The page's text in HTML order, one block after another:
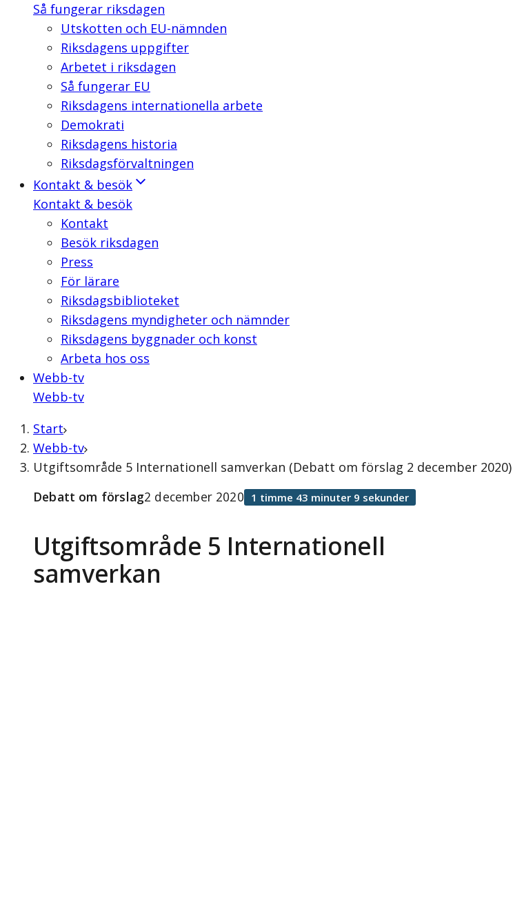
Så fungerar riksdagen
Utskotten och EU-nämnden
Riksdagens uppgifter
Arbetet i riksdagen
Så fungerar EU
Riksdagens internationella arbete
Demokrati
Riksdagens historia
Riksdagsförvaltningen
Kontakt & besök
Kontakt & besök
Kontakt
Besök riksdagen
Press
För lärare
Riksdagsbiblioteket
Riksdagens myndigheter och nämnder
Riksdagens byggnader och konst
Arbeta hos oss
Webb-tv
Webb-tv
Start
Webb-tv
Utgiftsområde 5 Internationell samverkan (Debatt om förslag 2 december 2020)
Utgiftsområde 5 Internationell
samverkan
Debatt om förslag2 december 2020 1 timme 43 minuter 9 sekunder